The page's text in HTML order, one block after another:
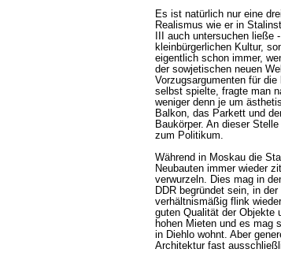
Es ist natürlich nur eine
Realismus wie er in
III auch untersuchen
kleinbürgerlichen Kultur,
eigentlich schon immer,
der sowjetischen neuen
Vorzugsargumenten für
selbst spielte, fragte man
weniger denn je um
Balkon, das Parkett und
Baukörper. An dieser
zum Politikum.
Während in Moskau die
Neubauten immer wieder
verwurzeln. Dies mag in
DDR begründet sein, in
verhältnismäßig flink
guten Qualität der Objekte
hohen Mieten und es mag
in Diehlo wohnt. Aber
Architektur fast